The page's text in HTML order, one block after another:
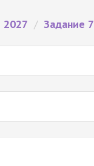
2027 / Задание 7